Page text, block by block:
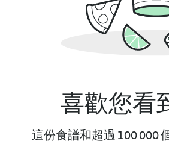
喜歡您看
這份食譜和超過 100 000